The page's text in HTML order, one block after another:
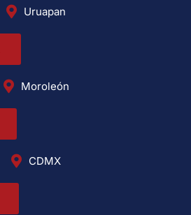
Uruapan
Moroleón
CDMX